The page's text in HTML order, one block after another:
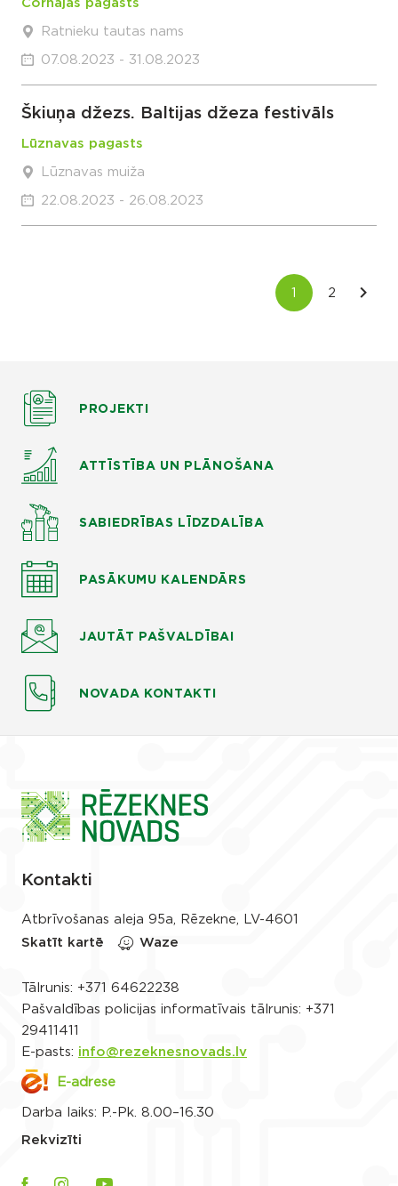
Čornajas pagasts
Ratnieku tautas nams
07.08.2023 - 31.08.2023
Škiuņa džezs. Baltijas džeza festivāls
Lūznavas pagasts
Lūznavas muiža
22.08.2023 - 26.08.2023
PROJEKTI
ATTĪSTĪBA UN PLĀNOŠANA
SABIEDRĪBAS LĪDZDALĪBA
PASĀKUMU KALENDĀRS
JAUTĀT PAŠVALDĪBAI
NOVADA KONTAKTI
Kontakti
Atbrīvošanas aleja 95a, Rēzekne, LV-4601
Skatīt kartē
Waze
Tālrunis: +371 64622238
Pašvaldības policijas informatīvais tālrunis: +371
29411411
E-pasts: info@rezeknesnovads.lv
E-adrese
Darba laiks: P.-Pk. 8.00–16.30
Rekvizīti